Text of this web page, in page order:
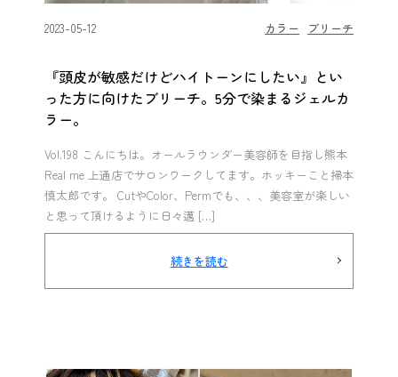
2023-05-12 カラー ブリーチ
『頭皮が敏感だけどハイトーンにしたい』とい
った方に向けたブリーチ。5分で染まるジェルカ
ラー。
Vol.198 こんにちは。オールラウンダー美容師を目指し熊本
Real me 上通店でサロンワークしてます。ホッキーこと掃本
慎太郎です。 CutやColor、Permでも、、、美容室が楽しい
と思って頂けるように日々邁 […]
続きを読む